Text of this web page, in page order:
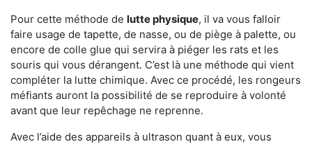
Pour cette méthode de lutte physique, il va vous falloir
faire usage de tapette, de nasse, ou de piège à palette, ou
encore de colle glue qui servira à piéger les rats et les
souris qui vous dérangent. C’est là une méthode qui vient
compléter la lutte chimique. Avec ce procédé, les rongeurs
méfiants auront la possibilité de se reproduire à volonté
avant que leur repêchage ne reprenne.
Avec l’aide des appareils à ultrason quant à eux, vous